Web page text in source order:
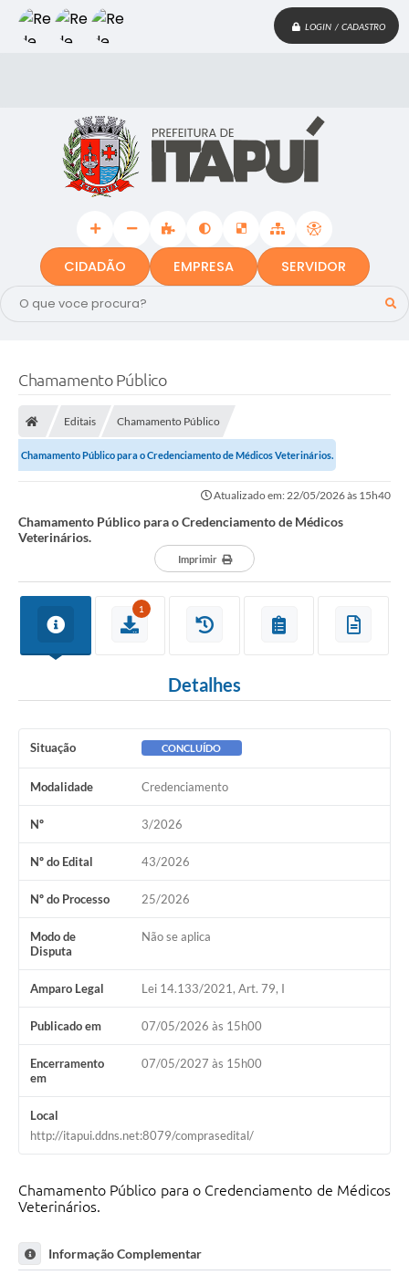
LOGIN / CADASTRO
CIDADÃO EMPRESA SERVIDOR
Chamamento Público
Editais Chamamento Público
Chamamento Público para o Credenciamento de Médicos Veterinários.
Atualizado em: 22/05/2026 às 15h40
Chamamento Público para o Credenciamento de Médicos
Veterinários.
Imprimir
1
Detalhes
Situação CONCLUÍDO
Modalidade Credenciamento
Nº 3/2026
Nº do Edital 43/2026
Nº do Processo 25/2026
Modo de
Disputa
Não se aplica
Amparo Legal Lei 14.133/2021, Art. 79, I
Publicado em 07/05/2026 às 15h00
Encerramento
em
07/05/2027 às 15h00
Local
http://itapui.ddns.net:8079/comprasedital/
Chamamento Público para o Credenciamento de Médicos
Veterinários.
Informação Complementar